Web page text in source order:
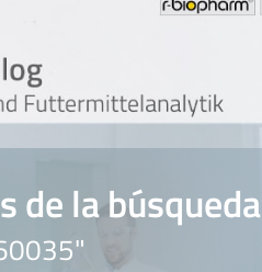
de la búsqueda